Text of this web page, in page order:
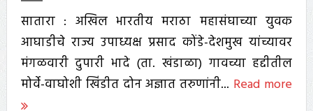
सातारा : अखिल भारतीय मराठा महासंघाच्या युवक
आघाडीचे राज्य उपाध्यक्ष प्रसाद कोंडे-देशमुख यांच्यावर
मंगळवारी दुपारी भादे (ता. खंडाळा) गावच्या हद्दीतील
मोर्वे-वाघोशी खिंडीत दोन अज्ञात तरुणांनी... Read more